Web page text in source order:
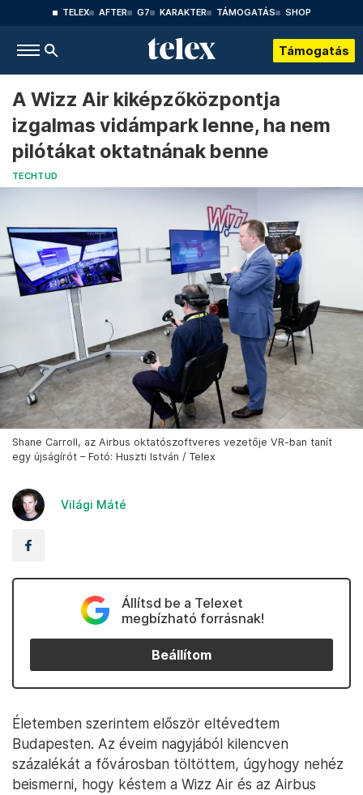
TELEX AFTER G7 KARAKTER TÁMOGATÁS SHOP
Támogatás
A Wizz Air kiképzőközpontja
izgalmas vidámpark lenne, ha nem
pilótákat oktatnának benne
TECHTUD
Shane Carroll, az Airbus oktatószoftveres vezetője VR-ban tanít
egy újságírót – Fotó: Huszti István / Telex
Világi Máté
Állítsd be a Telexet
megbízható forrásnak!
Beállítom
Életemben szerintem először eltévedtem
Budapesten. Az éveim nagyjából kilencven
százalékát a fővárosban töltöttem, úgyhogy nehéz
beismerni, hogy késtem a Wizz Air és az Airbus